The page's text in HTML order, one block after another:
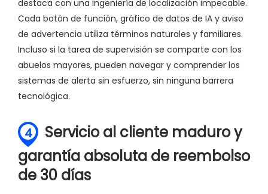
destaca con una ingeniería de localización impecable.
Cada botón de función, gráfico de datos de IA y aviso
de advertencia utiliza términos naturales y familiares.
Incluso si la tarea de supervisión se comparte con los
abuelos mayores, pueden navegar y comprender los
sistemas de alerta sin esfuerzo, sin ninguna barrera
tecnológica.
4
Servicio al cliente maduro y
garantía absoluta de reembolso
de 30 días